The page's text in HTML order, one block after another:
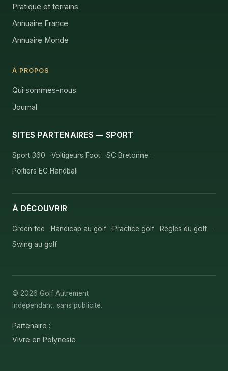
Pratique et terrains
Annuaire France
Annuaire Monde
À PROPOS
Qui sommes-nous
Journal
SITES PARTENAIRES — SPORT
Sport 360 Voltigeurs Foot
SC Bretonne
Poitiers EC Handball
À DÉCOUVRIR
Green fee Handicap au golf Practice golf
Règles du golf
Swing au golf
© 2026 Golf Autrement
Indépendant, sans publicité.
Partenaire :
Vivre en Polynesie